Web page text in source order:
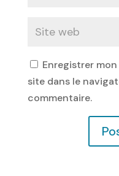
Enregistrer
site dans le
commentaire.